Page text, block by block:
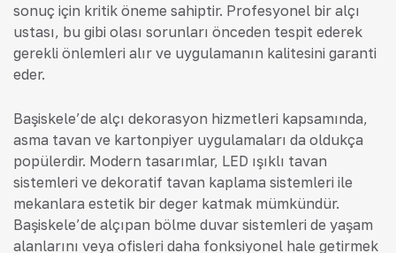
sonuç için kritik öneme sahiptir. Profesyonel bir alçı
ustası, bu gibi olası sorunları önceden tespit ederek
gerekli önlemleri alır ve uygulamanın kalitesini garanti
eder.
Başiskele’de alçı dekorasyon hizmetleri kapsamında,
asma tavan ve kartonpiyer uygulamaları da oldukça
popülerdir. Modern tasarımlar, LED ışıklı tavan
sistemleri ve dekoratif tavan kaplama sistemleri ile
mekanlara estetik bir değer katmak mümkündür.
Başiskele’de alçıpan bölme duvar sistemleri de yaşam
alanlarını veya ofisleri daha fonksiyonel hale getirmek